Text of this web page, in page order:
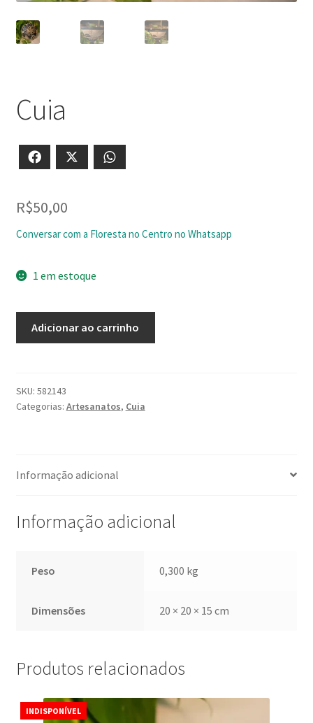
Cuia
Facebook
R$50,00
Conversar com a Floresta no Centro no Whatsapp
1 em estoque
Adicionar ao carrinho
SKU: 582143
Categorias: Artesanatos, Cuia
Informação adicional
Informação adicional
Peso 0,300 kg
Dimensões 20 × 20 × 15 cm
Produtos relacionados
INDISPONÍVEL